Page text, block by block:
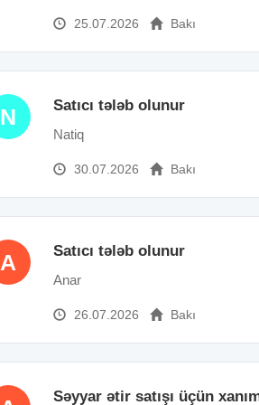
25.07.2026 Bakı
N Satıcı tələb olunur
Natiq
30.07.2026 Bakı
A Satıcı tələb olunur
Anar
26.07.2026 Bakı
Səyyar ətir satışı üçün